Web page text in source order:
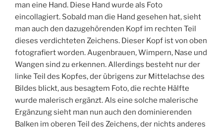
man eine Hand. Diese Hand wurde als Foto
eincollagiert. Sobald man die Hand gesehen hat, sieht
man auch den dazugehörenden Kopf im rechten Teil
dieses verdichteten Zeichens. Dieser Kopf ist von oben
fotografiert worden. Augenbrauen, Wimpern, Nase und
Wangen sind zu erkennen. Allerdings besteht nur der
linke Teil des Kopfes, der übrigens zur Mittelachse des
Bildes blickt, aus besagtem Foto, die rechte Hälfte
wurde malerisch ergänzt. Als eine solche malerische
Ergänzung sieht man nun auch den dominierenden
Balken im oberen Teil des Zeichens, der nichts anderes